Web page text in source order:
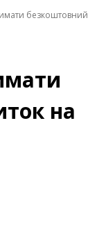
безкоштовний
на